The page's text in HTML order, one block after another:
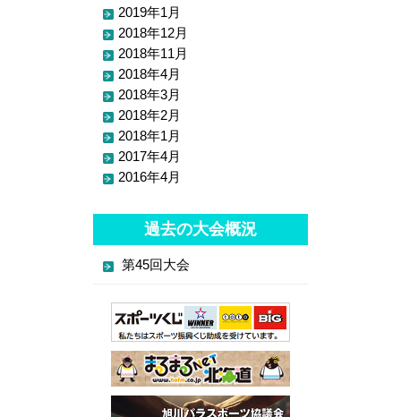
2019年1月
2018年12月
2018年11月
2018年4月
2018年3月
2018年2月
2018年1月
2017年4月
2016年4月
過去の大会概況
第45回大会